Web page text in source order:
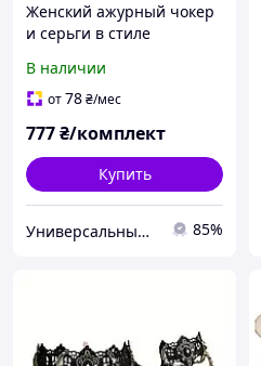
Женский ажурный чокер
и серьги в стиле
Fashion Jewelry
[HX937634]
В наличии
от78₴/мес
777₴/комплект
Купить
Универсальный Интернет-магазин POPULAR 85%